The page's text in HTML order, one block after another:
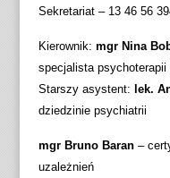
Sekretariat – 13 46 56
Kierownik: mgr Nina
specjalista psychoterapii
Starszy asystent: lek.
dziedzinie psychiatrii
mgr Bruno Baran–
uzależnień